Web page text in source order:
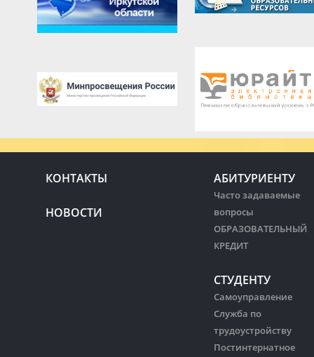
КОНТАКТЫ
НОВОСТИ
АБИТУРИЕНТУ
Часто задаваемые
вопросы
ОБРАЗОВАТЕЛЬНЫЙ
КРЕДИТ
СТУДЕНТУ
Самоуправление
Служба по
трудоустройству
Постинтернатное